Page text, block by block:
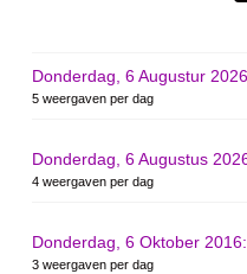
Donderdag, 6 Augustur
5 weergaven per dag
Donderdag, 6 Augustus
4 weergaven per dag
Donderdag, 6 Oktober
3 weergaven per dag